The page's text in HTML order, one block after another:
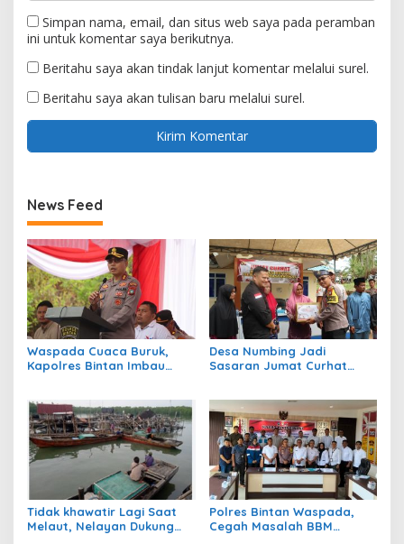
Simpan nama, email, dan situs web saya pada peramban
ini untuk komentar saya berikutnya.
Beritahu saya akan tindak lanjut komentar melalui surel.
Beritahu saya akan tulisan baru melalui surel.
News Feed
Waspada Cuaca Buruk,
Kapolres Bintan Imbau
Desa Numbing Jadi
Sasaran Jumat Curhat
Bagikan Sembako
Tidak khawatir Lagi Saat
Melaut, Nelayan Dukung
Polres Bintan Waspada,
Cegah Masalah BBM